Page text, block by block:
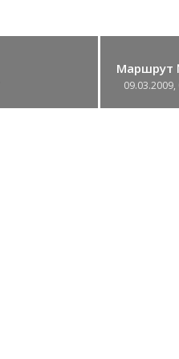
Маршрут
09.03.2009,